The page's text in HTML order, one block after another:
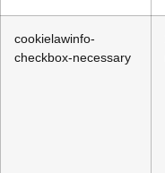
cookielawinfo-
checkbox-necessary